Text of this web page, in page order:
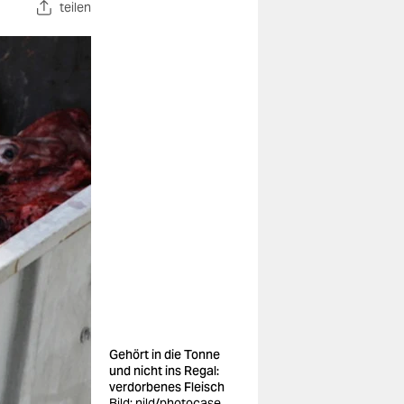
teilen
Gehört in die Tonne
und nicht ins Regal:
verdorbenes Fleisch